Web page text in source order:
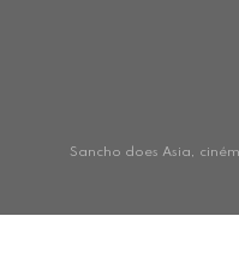
Sancho does Asia,